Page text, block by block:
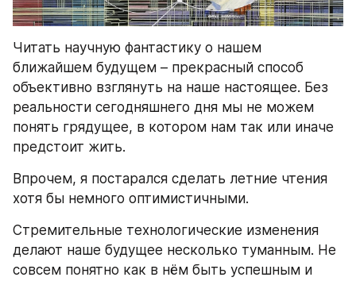
Читать научную фантастику о нашем
ближайшем будущем – прекрасный способ
объективно взглянуть на наше настоящее. Без
реальности сегодняшнего дня мы не можем
понять грядущее, в котором нам так или иначе
предстоит жить.
Впрочем, я постарался сделать летние чтения
хотя бы немного оптимистичными.
Стремительные технологические изменения
делают наше будущее несколько туманным. Не
совсем понятно как в нём быть успешным и